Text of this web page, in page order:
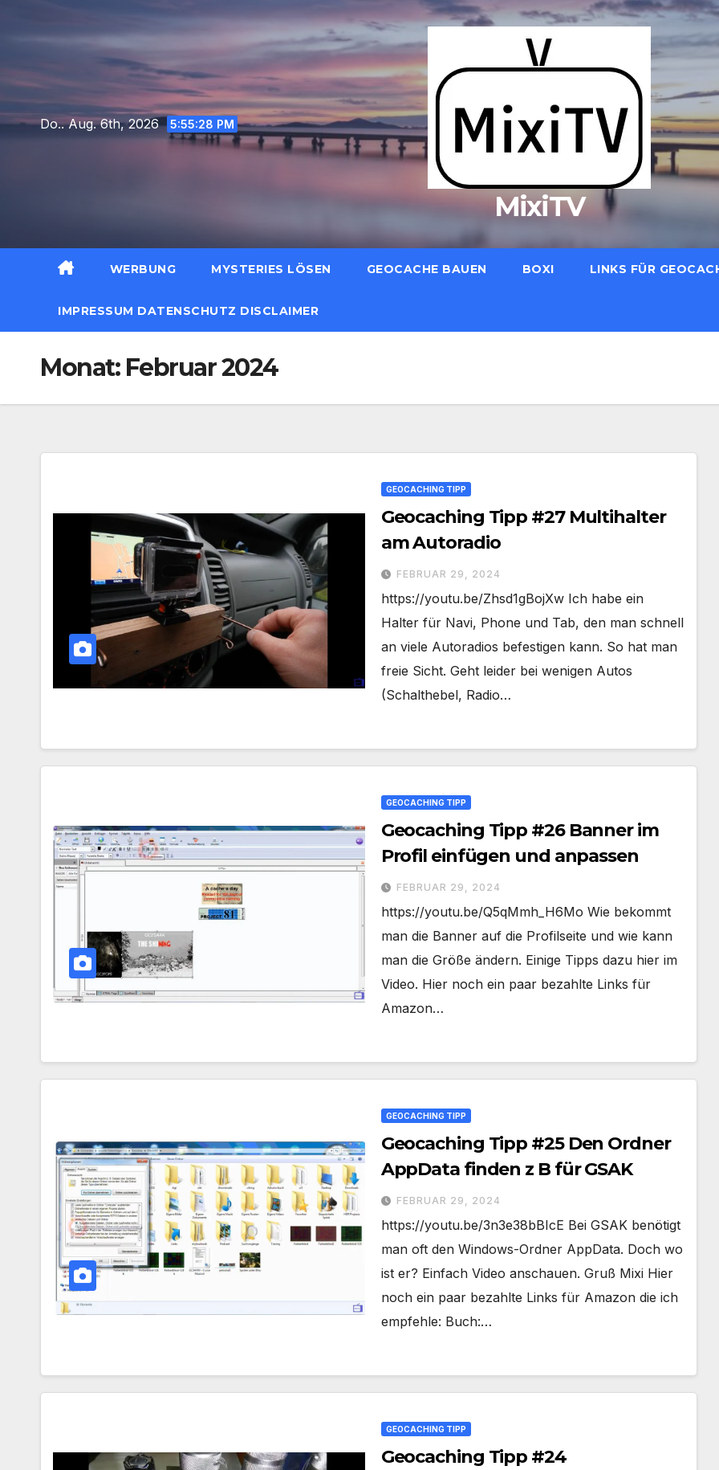
Inhalt
Do.. Aug. 6th, 2026 5:55:29 PM
MixiTV
WERBUNG MYSTERIES LÖSEN GEOCACHE BAUEN BOXI LINKS FÜR
IMPRESSUM DATENSCHUTZ DISCLAIMER
Monat: Februar 2024
GEOCACHING TIPP
Geocaching Tipp #27 Multihalter
am Autoradio
FEBRUAR 29, 2024
https://youtu.be/Zhsd1gBojXw Ich habe ein
Halter für Navi, Phone und Tab, den man schnell
an viele Autoradios befestigen kann. So hat man
freie Sicht. Geht leider bei wenigen Autos
(Schalthebel, Radio…
GEOCACHING TIPP
Geocaching Tipp #26 Banner im
Profil einfügen und anpassen
FEBRUAR 29, 2024
https://youtu.be/Q5qMmh_H6Mo Wie bekommt
man die Banner auf die Profilseite und wie kann
man die Größe ändern. Einige Tipps dazu hier im
Video. Hier noch ein paar bezahlte Links für
Amazon…
GEOCACHING TIPP
Geocaching Tipp #25 Den Ordner
AppData finden z B für GSAK
FEBRUAR 29, 2024
https://youtu.be/3n3e38bBIcE Bei GSAK benötigt
man oft den Windows-Ordner AppData. Doch wo
ist er? Einfach Video anschauen. Gruß Mixi Hier
noch ein paar bezahlte Links für Amazon die ich
empfehle: Buch:…
GEOCACHING TIPP
Geocaching Tipp #24